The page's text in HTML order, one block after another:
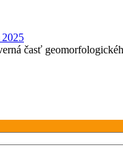
2025
časť